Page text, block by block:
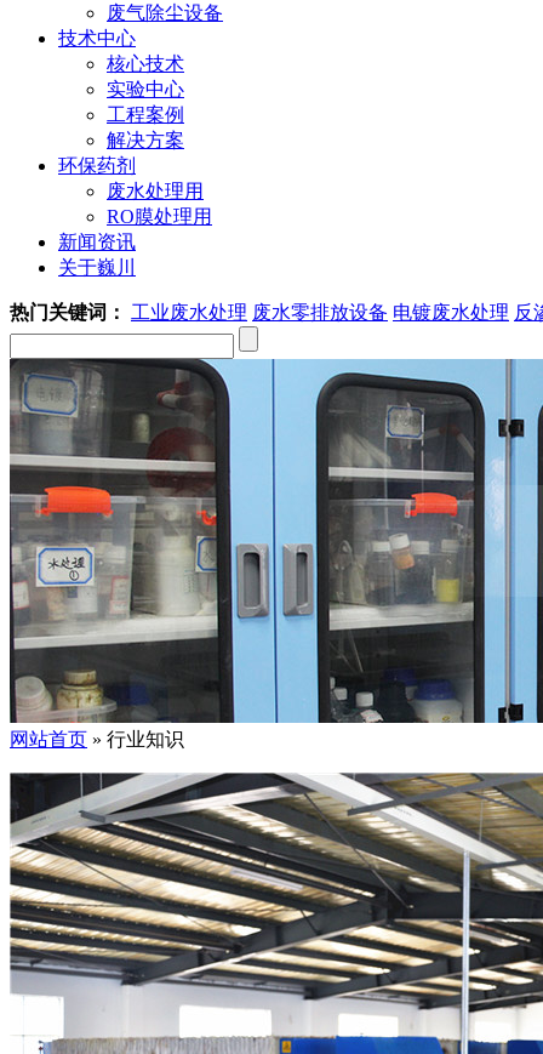
废气除尘设备
技术中心
核心技术
实验中心
工程案例
解决方案
环保药剂
废水处理用
RO膜处理用
新闻资讯
关于巍川
热门关键词： 工业废水处理 废水零排放设备 电镀废水处理 反
网站首页 » 行业知识